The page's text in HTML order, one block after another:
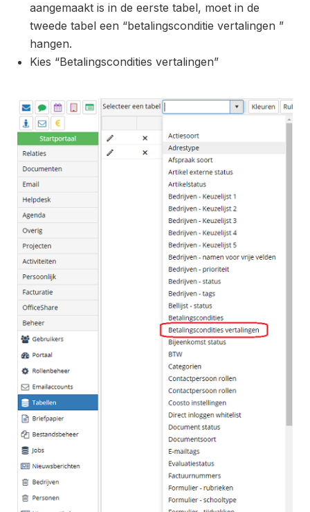
aangemaakt is in de eerste tabel, moet in de
tweede tabel een “betalingsconditie vertalingen ”
hangen.
Kies “Betalingscondities vertalingen”